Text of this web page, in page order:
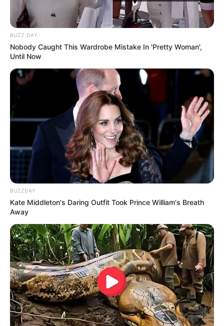
BUZZ DAY
Nobody Caught This Wardrobe Mistake In 'Pretty Woman',
Until Now
BUZZDAY
Kate Middleton's Daring Outfit Took Prince William's Breath
Away